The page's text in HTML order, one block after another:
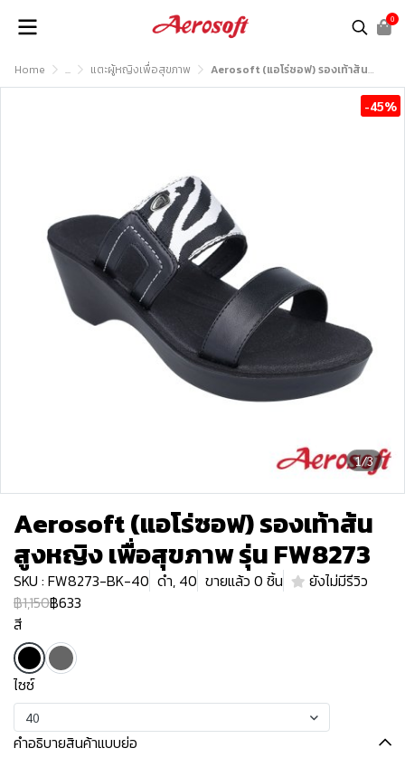
0
Home ... แตะผู้หญิงเพื่อสุขภาพ Aerosoft (แอโร่ซอฟ) รองเท้าส้นสูงหญิง เพื่อสุขภาพ รุ่น FW8273
1/3
-45%
Aerosoft (แอโร่ซอฟ) รองเท้าส้น
สูงหญิง เพื่อสุขภาพ รุ่น FW8273
SKU : FW8273-BK-40 ดำ, 40 ขายแล้ว 0 ชิ้น
ยังไม่มีรีวิว
฿1,150฿633
สี
ไซซ์
40
คำอธิบายสินค้าแบบย่อ